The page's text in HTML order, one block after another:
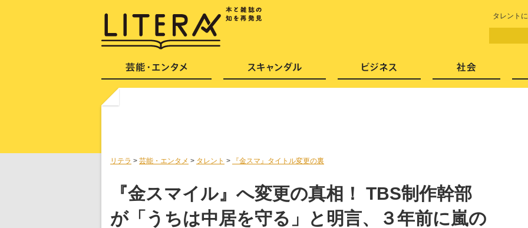
タレント
リテラ > 芸能・エンタメ > タレント > 『金スマ』タイトル変更の裏
『金スマイル』へ変更の真相！ TBS制作幹部
が「うちは中居を守る」と明言、３年前に嵐の
芸能・エンタメ スキャンダル